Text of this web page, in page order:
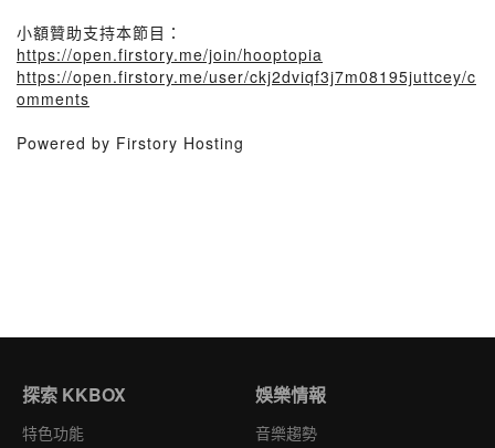
小額贊助支持本節目：
https://open.firstory.me/join/hooptopia
https://open.firstory.me/user/ckj2dviqf3j7m08195juttcey/c
omments
Powered by Firstory Hosting
探索 KKBOX
特色功能
娛樂情報
音樂趨勢